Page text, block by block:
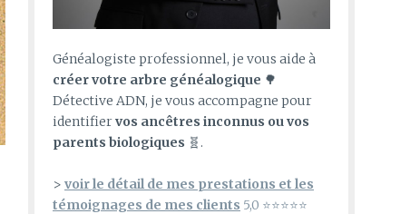
Généalogiste professionnel, je vous aide à
créer votre arbre généalogique 🌳
Détective ADN, je vous accompagne pour
identifiervos ancêtres inconnus ou vos
parents biologiques 🧬.
> voir le détail de mes prestations et les
témoignages de mes clients 5,0 ⭐⭐⭐⭐⭐